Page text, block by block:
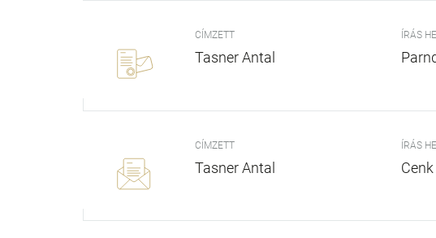
CÍMZETT
Tasner Antal
ÍRÁS
CÍMZETT
Tasner Antal
ÍRÁS
Cenk